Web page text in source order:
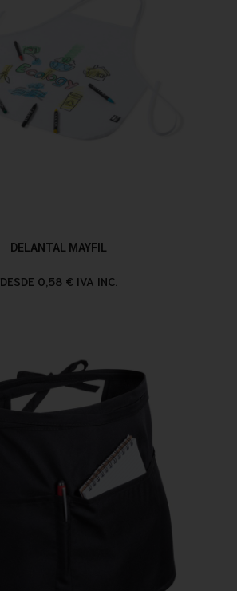
DELANTAL MAYFIL
DESDE 0,58 € IVA INC.